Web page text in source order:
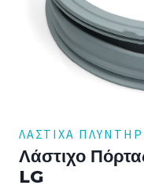
ΛΆΣΤΙΧΑ
Λάστιχο
LG